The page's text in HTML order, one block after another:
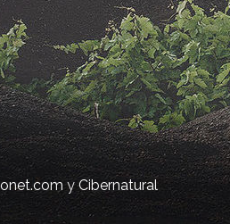
yCibernatural